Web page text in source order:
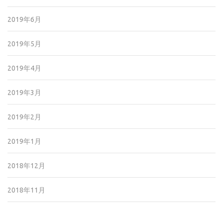
2019年6月
2019年5月
2019年4月
2019年3月
2019年2月
2019年1月
2018年12月
2018年11月